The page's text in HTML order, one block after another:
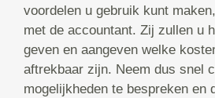
voordelen u gebruik kunt
met de accountant. Zij zullen u
geven en aangeven welke
aftrekbaar zijn. Neem dus snel
mogelijkheden te bespreken en